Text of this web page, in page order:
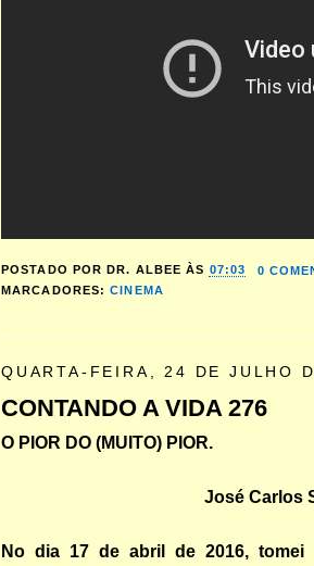
POSTADO POR DR. ALBEE ÀS 07:03
0
MARCADORES:CINEMA
QUARTA-FEIRA, 24 DE JULHO
CONTANDO A VIDA 276
O PIOR DO (MUITO) PIOR.
José Carlos
No dia 17 de abril de 2016, tomei